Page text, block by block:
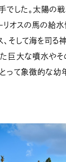
でした。太陽の
リオスの馬の給
そして海を司る
巨大な噴水やそ
って象徴的な幼